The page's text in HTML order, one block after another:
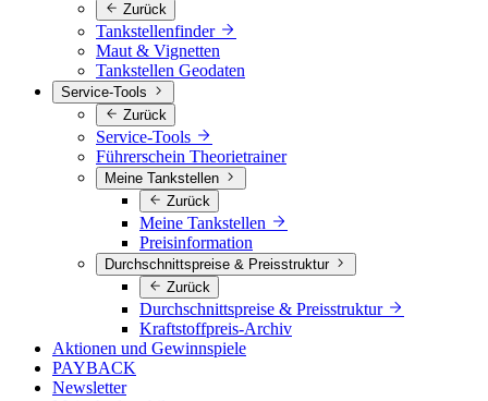
Zurück
Tankstellenfinder
Maut & Vignetten
Tankstellen Geodaten
Service-Tools
Zurück
Service-Tools
Führerschein Theorietrainer
Meine Tankstellen
Zurück
Meine Tankstellen
Preisinformation
Durchschnittspreise & Preisstruktur
Zurück
Durchschnittspreise & Preisstruktur
Kraftstoffpreis-Archiv
Aktionen und Gewinnspiele
PAYBACK
Newsletter